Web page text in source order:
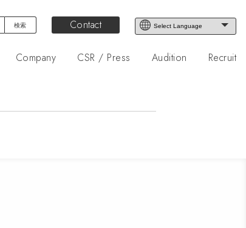
Contact
Company CSR / Press Audition Recruit